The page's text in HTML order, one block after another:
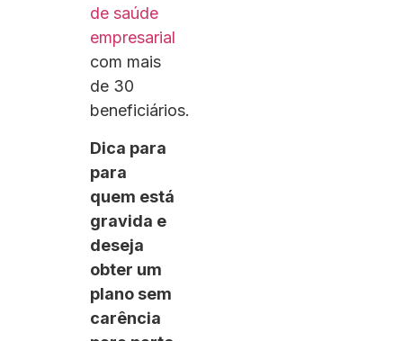
de saúde
empresarial
com mais
de 30
beneficiários.
Dica para
para
quem está
gravida e
deseja
obter um
plano sem
carência